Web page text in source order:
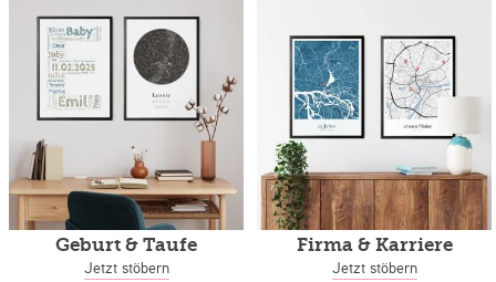
Geburt & Taufe
Jetzt stöbern
Firma & Karriere
Jetzt stöbern